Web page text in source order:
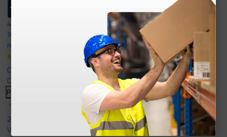
4,8
165
reviews
Our 4 and 5 star reviews.
Click here to read them all >
Previous
27 Jul 2026
Very good